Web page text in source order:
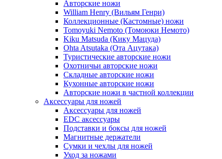
Авторские ножи
William Henry (Вильям Генри)
Коллекционные (Кастомные) ножи
Tomoyuki Nemoto (Томоюки Немото)
Kiku Matsuda (Кику Мацуда)
Ohta Atsutaka (Ота Ацутака)
Туристические авторские ножи
Охотничьи авторские ножи
Складные авторские ножи
Кухонные авторские ножи
Авторские ножи в частной коллекции
Аксессуары для ножей
Аксессуары для ножей
EDC аксессуары
Подставки и боксы для ножей
Магнитные держатели
Сумки и чехлы для ножей
Уход за ножами